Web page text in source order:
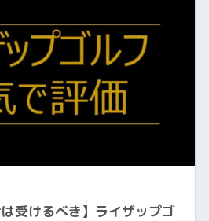
は受けるべき】ライザップゴ